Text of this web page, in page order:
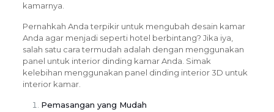
kamarnya.
Pernahkah Anda terpikir untuk mengubah desain kamar
Anda agar menjadi seperti hotel berbintang? Jika iya,
salah satu cara termudah adalah dengan menggunakan
panel untuk interior dinding kamar Anda. Simak
kelebihan menggunakan panel dinding interior 3D untuk
interior kamar.
Pemasangan yang Mudah